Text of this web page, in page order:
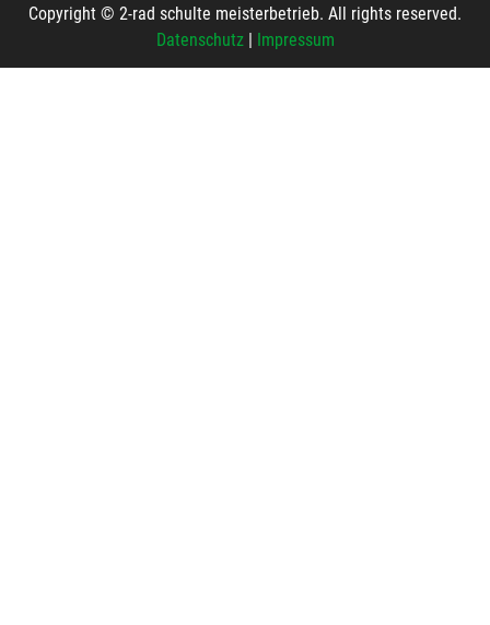
Copyright © 2-rad schulte meisterbetrieb. All rights reserved.
Datenschutz| Impressum